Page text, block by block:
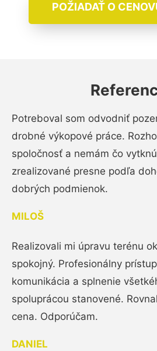
POŽIADAŤ O
Potreboval som odvodniť
drobné výkopové práce.
spoločnosť a nemám čo
zrealizované presne podľa
dobrých podmienok.
MILOŠ
Realizovali mi úpravu terénu
spokojný. Profesionálny
komunikácia a splnenie
spoluprácou stanovené.
cena. Odporúčam.
DANIEL